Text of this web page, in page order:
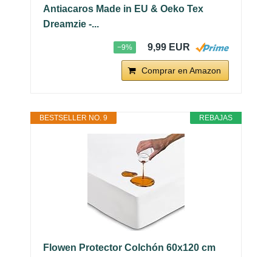
Antiacaros Made in EU & Oeko Tex
Dreamzie -...
−9% 9,99 EUR
Comprar en Amazon
REBAJAS
BESTSELLER NO. 9
Flowen Protector Colchón 60x120 cm